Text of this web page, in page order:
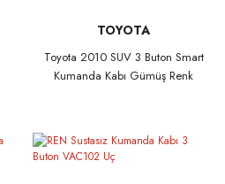
TOYOTA
Toyota 2010 SUV 3 Buton Smart
Kumanda Kabı Gümüş Renk